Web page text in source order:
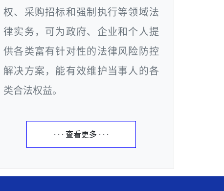
权、采购招标和强制执行等领域法
律实务，可为政府、企业和个人提
供各类富有针对性的法律风险防控
解决方案，能有效维护当事人的各
类合法权益。
· · · 查看更多 · · ·